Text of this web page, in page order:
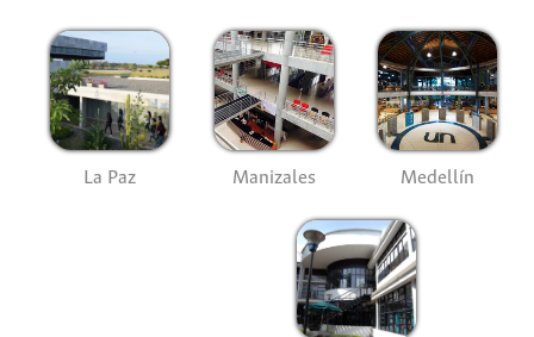
La Paz Manizales Medellín